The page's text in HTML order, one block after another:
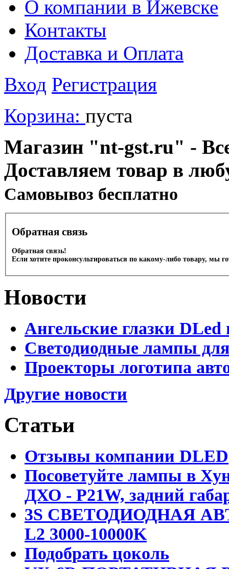
О компании в Ижевске
Контакты
Доставка и Оплата
Вход Регистрация
Корзина: пуста
Магазин "nt-gst.ru" -
Доставляем товар в
Cамовывоз бесплатно
Обратная связь
Обратная связь!
Если хотите проконсультироваться по какому-либо товару, мы
Новости
Ангельские глазки DLed
Светодиодные лампы
Проекторы логотипа
Другие новости
Статьи
Отзывы компании DLED
Посоветуйте лампы в
ДХО - P21W, задний
3S СВЕТОДИОДНАЯ
L2 3000-10000K
Подобрать цоколь